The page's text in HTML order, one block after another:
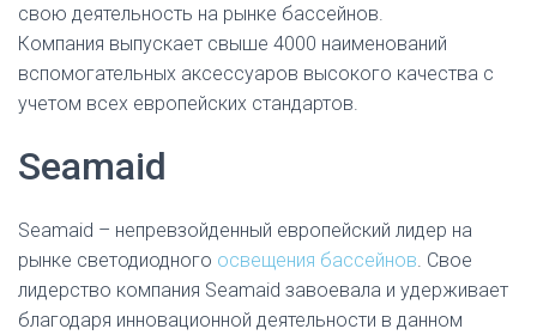
свою деятельность на рынке бассейнов.
Компания выпускает свыше 4000 наименований
вспомогательных аксессуаров высокого качества с
учетом всех европейских стандартов.
Seamaid
Seamaid – непревзойденный европейский лидер на
рынке светодиодного освещения бассейнов. Свое
лидерство компания Seamaid завоевала и удерживает
благодаря инновационной деятельности в данном